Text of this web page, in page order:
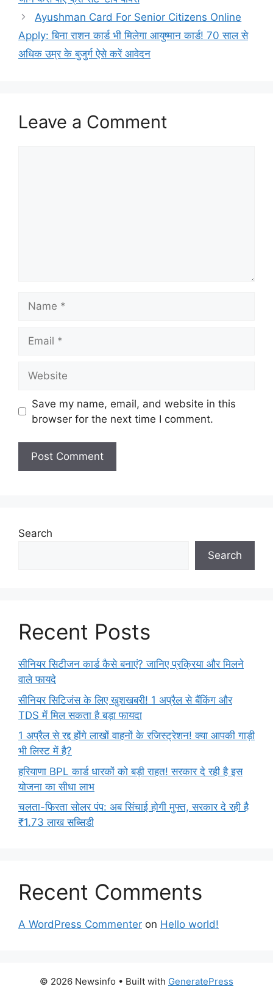
Ayushman Card For Senior Citizens Online
Apply: बिना राशन कार्ड भी मिलेगा आयुष्मान कार्ड! 70 साल से
अधिक उम्र के बुजुर्ग ऐसे करें आवेदन
Leave a Comment
Save my name, email, and website in this
browser for the next time I comment.
Search
Search
Recent Posts
सीनियर सिटीजन कार्ड कैसे बनाएं? जानिए प्रक्रिया और मिलने
वाले फायदे
सीनियर सिटिजंस के लिए खुशखबरी! 1 अप्रैल से बैंकिंग और
TDS में मिल सकता है बड़ा फायदा
1 अप्रैल से रद्द होंगे लाखों वाहनों के रजिस्ट्रेशन! क्या आपकी गाड़ी
भी लिस्ट में है?
हरियाणा BPL कार्ड धारकों को बड़ी राहत! सरकार दे रही है इस
योजना का सीधा लाभ
चलता-फिरता सोलर पंप: अब सिंचाई होगी मुफ्त, सरकार दे रही है
₹1.73 लाख सब्सिडी
Recent Comments
A WordPress Commenter on Hello world!
© 2026 Newsinfo • Built with GeneratePress